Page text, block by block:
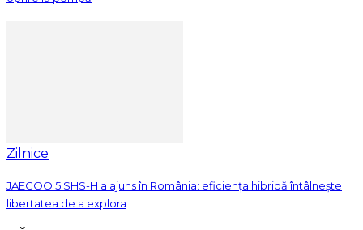
Zilnice
JAECOO 5 SHS-H a ajuns în România: eficiența hibridă întâlnește
libertatea de a explora